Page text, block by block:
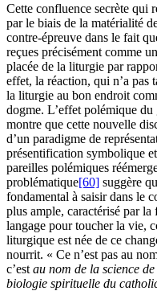
Cette confluence secrète qui
par le biais de la matérialité
contre-épreuve dans le fait
reçues précisément comme
placée de la liturgie par
effet, la réaction, qui n’a pas
la liturgie au bon endroit
dogme. L’effet polémique
montre que cette nouvelle
d’un paradigme de
présentification symbolique
pareilles polémiques
problématique[60] suggère
fondamental à saisir dans le
plus ample, caractérisé par
langage pour toucher la vie,
liturgique est née de ce
nourrit. « Ce n’est pas au
c’est au nom de la science
biologie spirituelle du